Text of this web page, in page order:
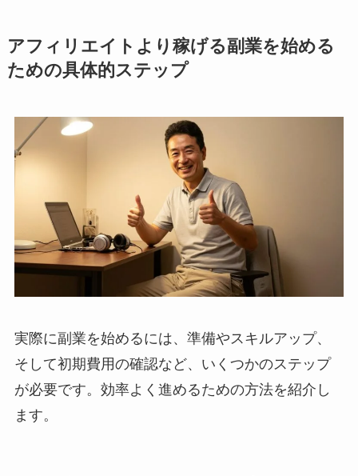
アフィリエイトより稼げる副業を始める
ための具体的ステップ
実際に副業を始めるには、準備やスキルアップ、
そして初期費用の確認など、いくつかのステップ
が必要です。効率よく進めるための方法を紹介し
ます。